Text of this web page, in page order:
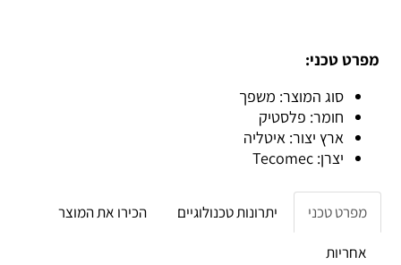
מפרט טכני:
סוג המוצר: משפך
חומר: פלסטיק
ארץ יצור: איטליה
יצרן: Tecomec
מפרט טכני יתרונות טכנולוגיים הכירו את המוצר
אחריות